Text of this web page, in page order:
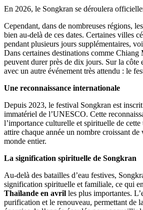
En 2026, le Songkran se déroulera
Cependant, dans de nombreuses régions,
bien au-delà de ces dates. Certaines villes
pendant plusieurs jours supplémentaires,
Dans certaines destinations comme Chiang
peuvent durer près de dix jours. Sur la côte
avec un autre événement très attendu : le
Une reconnaissance internationale
Depuis 2023, le festival Songkran est
immatériel de l’UNESCO. Cette
l’importance culturelle et spirituelle de
attire chaque année un nombre croissant de
monde entier.
La signification spirituelle de Songkran
Au-delà des batailles d’eau festives,
signification spirituelle et familiale, ce qui
Thaïlande en avril les plus importantes.
purification et le renouveau, permettant de